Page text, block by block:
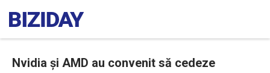
Nvidia și AMD au convenit să cedeze